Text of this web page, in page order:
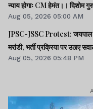
न्याय होगाः CM हेमंत।। दिशोम
करोड़ की योजनाओं का शिलान्यास-
पर संसद में भारी हंगामा।। समेत
Aug 05, 2026 05:00 AM
JPSC-JSSC Protest: जयपाल
मरांडी, भर्ती प्रक्रिया पर उठाए
Aug 05, 2026 05:48 PM